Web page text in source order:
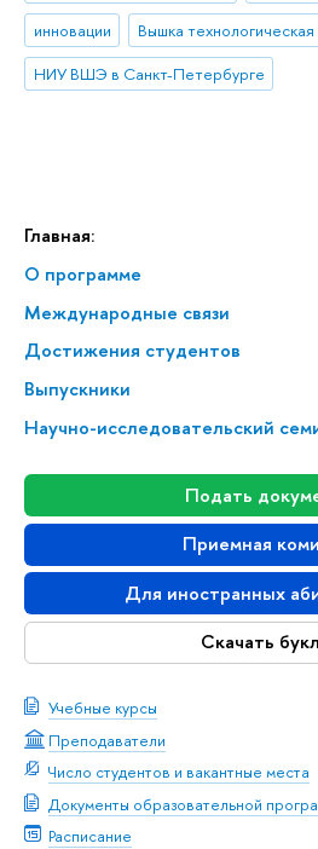
Главная:
О программе
Меж­ду­на­род­ные связи
Достижения студентов
Выпускники
Научно-исследовательский
Подать
Приемная
Для иностранных
Скачать
Учебные курсы
Преподаватели
Число студентов и вакантные места
Документы образовательной
Расписание
инновации
Вышка технологическая
НИУ ВШЭ в Санкт-Петербурге